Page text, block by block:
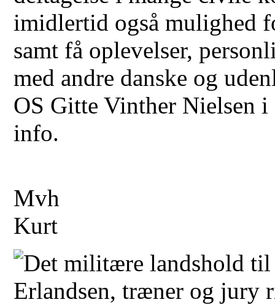
imidlertid også mulighed
samt få oplevelser,
med andre danske og
OS Gitte Vinther Nielsen
info.
Mvh
Kurt